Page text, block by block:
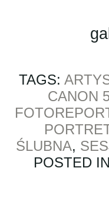
TAGS:
CANON
ŚLUBNA,
POSTED IN